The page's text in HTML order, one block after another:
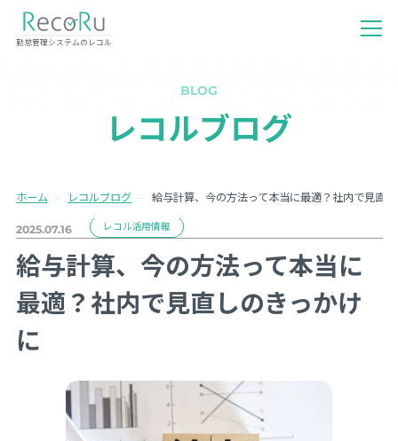
勤怠管理システムのレコル
BLOG
レコルブログ
ホーム レコルブログ 給与計算、今の方法って本当に最適？社内で見直
2025.07.16 レコル活用情報
給与計算、今の方法って本当に
最適？社内で見直しのきっかけ
に